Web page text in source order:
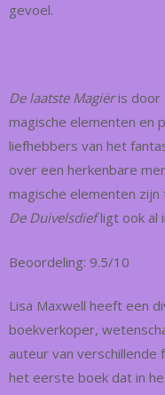
gevoel.
De laatste Magiëris door
magische elementen en
liefhebbers van het
over een herkenbare
magische elementen
De Duivelsdiefligt ook al
Beoordeling: 9.5/10
Lisa Maxwell heeft een
boekverkoper,
auteur van verschillende
het eerste boek dat in